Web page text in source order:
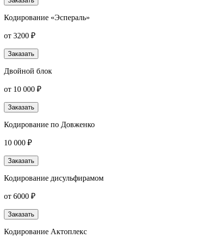
Кодирование «Эспераль»
от 3200 ₽
Заказать
Двойной блок
от 10 000 ₽
Заказать
Кодирование по Довженко
10 000 ₽
Заказать
Кодирование дисульфирамом
от 6000 ₽
Заказать
Кодирование Актоплекс